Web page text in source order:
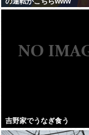
吉野家でうなぎ食う